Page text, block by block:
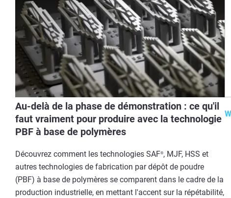
Au-delà de la phase de démonstration : ce qu'il
faut vraiment pour produire avec la technologie
PBF à base de polymères
Découvrez comment les technologies SAF®, MJF, HSS et
autres technologies de fabrication par dépôt de poudre
(PBF) à base de polymères se comparent dans le cadre de la
production industrielle, en mettant l'accent sur la répétabilité,